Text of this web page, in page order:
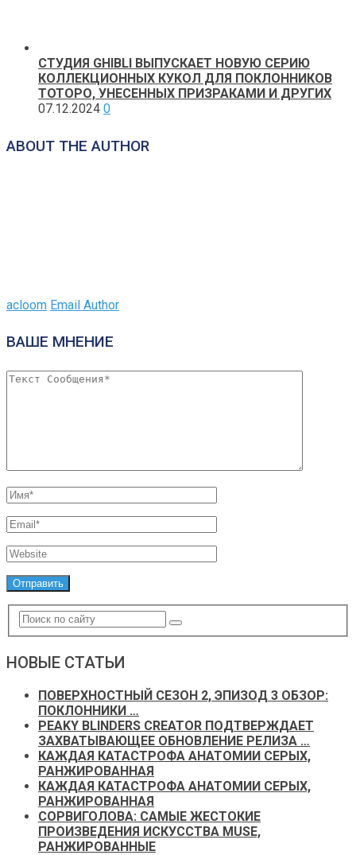
СТУДИЯ GHIBLI ВЫПУСКАЕТ НОВУЮ СЕРИЮ
КОЛЛЕКЦИОННЫХ КУКОЛ ДЛЯ ПОКЛОННИКОВ
ТОТОРО, УНЕСЕННЫХ ПРИЗРАКАМИ И ДРУГИХ
07.12.2024 0
ABOUT THE AUTHOR
acloom Email Author
ВАШЕ МНЕНИЕ
НОВЫЕ СТАТЬИ
ПОВЕРХНОСТНЫЙ СЕЗОН 2, ЭПИЗОД 3 ОБЗОР:
ПОКЛОННИКИ …
PEAKY BLINDERS CREATOR ПОДТВЕРЖДАЕТ
ЗАХВАТЫВАЮЩЕЕ ОБНОВЛЕНИЕ РЕЛИЗА …
КАЖДАЯ КАТАСТРОФА АНАТОМИИ СЕРЫХ,
РАНЖИРОВАННАЯ
КАЖДАЯ КАТАСТРОФА АНАТОМИИ СЕРЫХ,
РАНЖИРОВАННАЯ
СОРВИГОЛОВА: САМЫЕ ЖЕСТОКИЕ
ПРОИЗВЕДЕНИЯ ИСКУССТВА MUSE,
РАНЖИРОВАННЫЕ